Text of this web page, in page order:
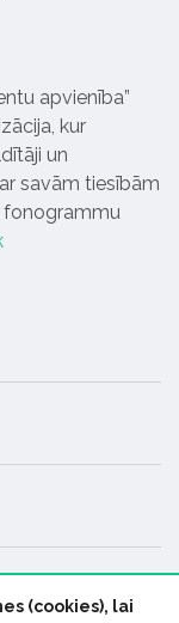
apvienība”
kur
un
savām tiesībām
fonogrammu
(cookies), lai